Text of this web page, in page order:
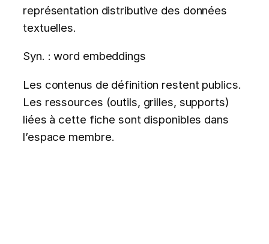
représentation distributive des données
textuelles.
Syn. : word embeddings
Les contenus de définition restent publics.
Les ressources (outils, grilles, supports)
liées à cette fiche sont disponibles dans
l’espace membre.